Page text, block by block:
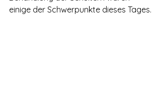
einige der Schwerpunkte dieses Tages.